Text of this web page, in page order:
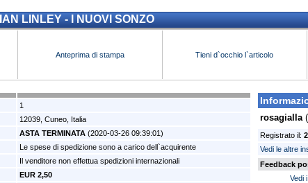
LINLEY - I NUOVI SONZO
Anteprima di stampa Tieni d`occhio l`articolo
1
12039, Cuneo, Italia
ASTA TERMINATA (2020-03-26 09:39:01)
Le spese di spedizione sono a carico dell`acquirente
Il venditore non effettua spedizioni internazionali
EUR 2,50
rosagialla (
Registrato il:
Vedi le altre
Feedback
Vedi